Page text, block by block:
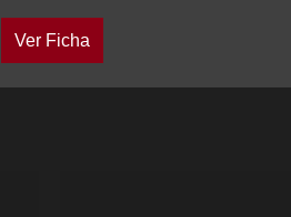
Ver Ficha